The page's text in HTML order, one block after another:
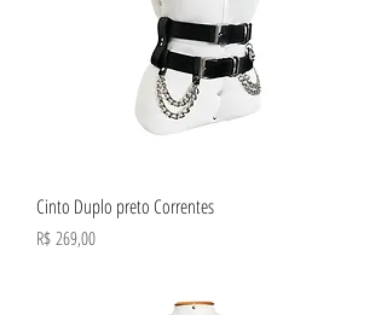
Cinto Duplo preto Correntes
Preço
R$ 269,00